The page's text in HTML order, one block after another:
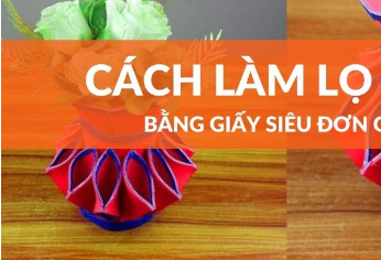
Chuyển nhà trọn gói, không lo dọn
dẹp nơi đi nơi đến
Vệ sinh công nghiệp NEW
Vệ sinh chuyên nghiệp cho văn
phòng, nhà xưởng, công trình lớn